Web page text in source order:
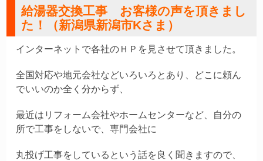
給湯器交換工事 お客様の声を頂きまし
た！（新潟県新潟市Kさま）
インターネットで各社のＨＰを見させて頂きました。
全国対応や地元会社などいろいろとあり、どこに頼ん
でいいのか全く分からず、
最近はリフォーム会社やホームセンターなど、自分の
所で工事をしないで、専門会社に
丸投げ工事をしているという話を良く聞きますので、